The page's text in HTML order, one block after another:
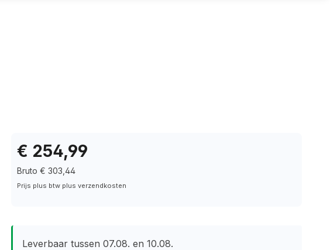
€ 254,99
Bruto € 303,44
Prijs plus btw plus verzendkosten
Leverbaar tussen 07.08. en 10.08.